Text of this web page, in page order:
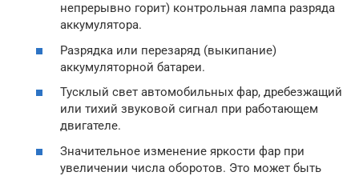
непрерывно горит) контрольная лампа разряда
аккумулятора.
Разрядка или перезаряд (выкипание)
аккумуляторной батареи.
Тусклый свет автомобильных фар, дребезжащий
или тихий звуковой сигнал при работающем
двигателе.
Значительное изменение яркости фар при
увеличении числа оборотов. Это может быть